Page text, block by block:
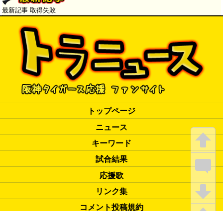
最新記事 取得失敗
トップページ
ニュース
キーワード
試合結果
応援歌
リンク集
コメント投稿規約